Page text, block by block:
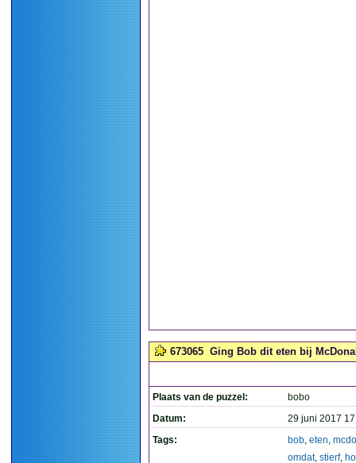
673065 Ging Bob dit eten bij
Plaats van de puzzel:
bobo
Datum:
29 juni 2017
Tags:
bob, eten,
omdat, stierf,